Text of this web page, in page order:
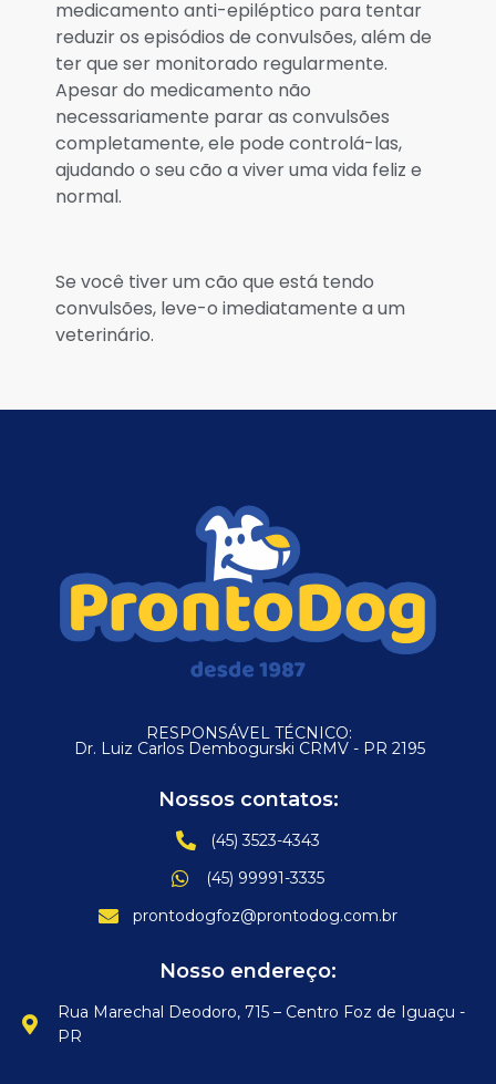
medicamento anti-epiléptico para tentar
reduzir os episódios de convulsões, além de
ter que ser monitorado regularmente.
Apesar do medicamento não
necessariamente parar as convulsões
completamente, ele pode controlá-las,
ajudando o seu cão a viver uma vida feliz e
normal.
Se você tiver um cão que está tendo
convulsões, leve-o imediatamente a um
veterinário.
RESPONSÁVEL TÉCNICO:
Dr. Luiz Carlos Dembogurski CRMV - PR 2195
Nossos contatos:
(45) 3523-4343
(45) 99991-3335
prontodogfoz@prontodog.com.br
Nosso endereço:
Rua Marechal Deodoro, 715 – Centro Foz de Iguaçu -
PR